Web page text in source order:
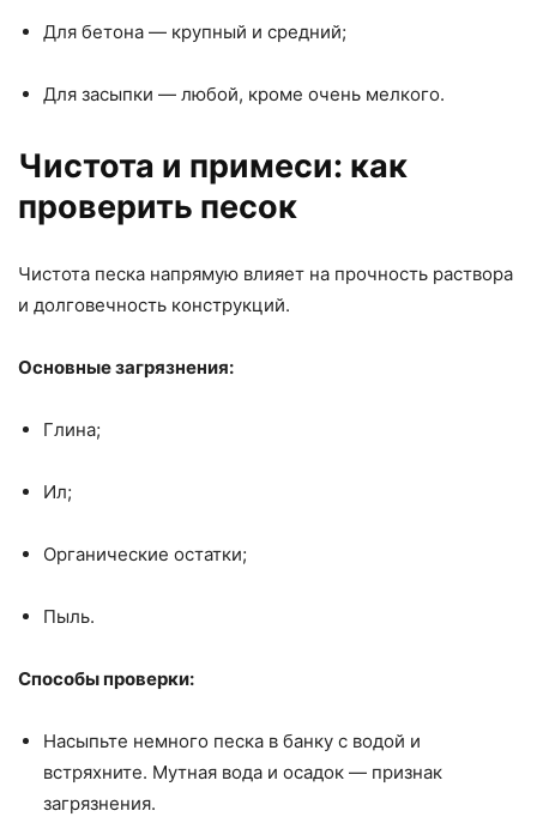
Для бетона — крупный и средний;
Для засыпки — любой, кроме очень мелкого.
Чистота и примеси: как
проверить песок
Чистота песка напрямую влияет на прочность раствора
и долговечность конструкций.
Основные загрязнения:
Глина;
Ил;
Органические остатки;
Пыль.
Способы проверки:
Насыпьте немного песка в банку с водой и
встряхните. Мутная вода и осадок — признак
загрязнения.